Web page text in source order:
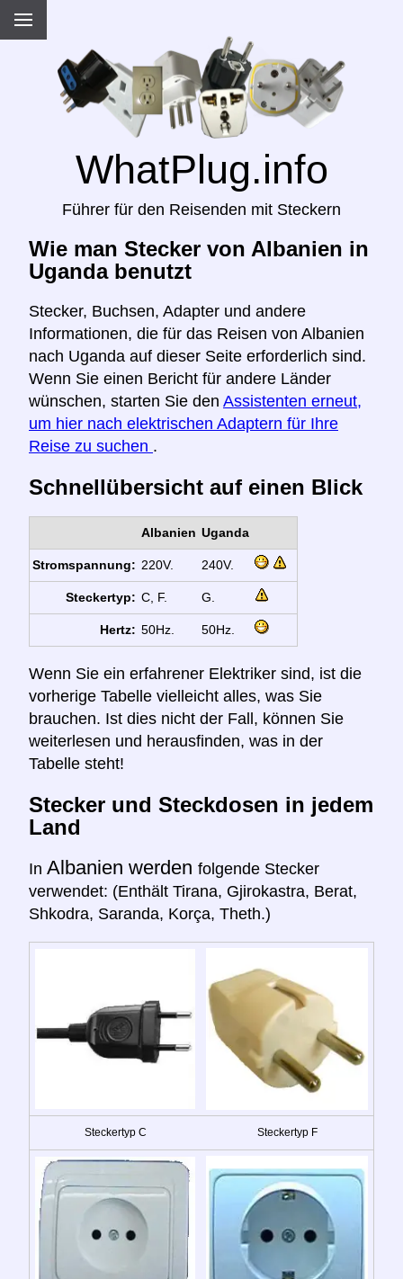
WhatPlug.info
Führer für den Reisenden mit Steckern
Wie man Stecker von Albanien in
Uganda benutzt
Stecker, Buchsen, Adapter und andere
Informationen, die für das Reisen von Albanien
nach Uganda auf dieser Seite erforderlich sind.
Wenn Sie einen Bericht für andere Länder
wünschen, starten Sie den Assistenten erneut,
um hier nach elektrischen Adaptern für Ihre
Reise zu suchen .
Schnellübersicht auf einen Blick
Albanien Uganda
Stromspannung: 220V. 240V.
Steckertyp: C, F. G.
Hertz: 50Hz. 50Hz.
Wenn Sie ein erfahrener Elektriker sind, ist die
vorherige Tabelle vielleicht alles, was Sie
brauchen. Ist dies nicht der Fall, können Sie
weiterlesen und herausfinden, was in der
Tabelle steht!
Stecker und Steckdosen in jedem
Land
In Albanien werden folgende Stecker
verwendet: (Enthält Tirana, Gjirokastra, Berat,
Shkodra, Saranda, Korça, Theth.)
Steckertyp C Steckertyp F